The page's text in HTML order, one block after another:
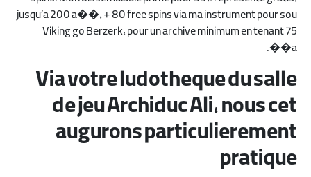
jusqu’a 200 a��, + 80 free spins via ma instrument pour sou
Viking go Berzerk, pour un archive minimum en tenant 75
a��.
Via votre ludotheque du salle
de jeu Archiduc Ali, nous cet
augurons particulierement
pratique